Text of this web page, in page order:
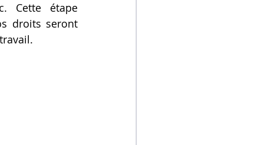
Cette étape
droits seront